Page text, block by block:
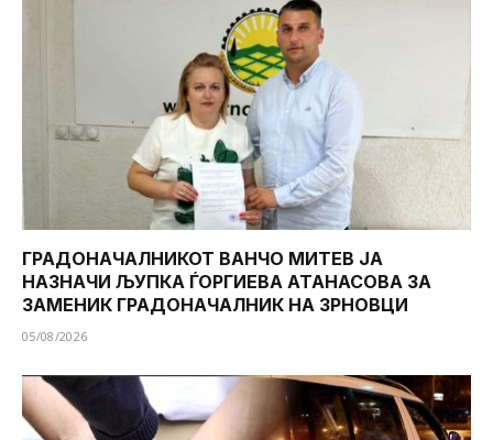
ГРАДОНАЧАЛНИКОТ ВАНЧО МИТЕВ ЈА
НАЗНАЧИ ЉУПКА ЃОРГИЕВА АТАНАСОВА ЗА
ЗАМЕНИК ГРАДОНАЧАЛНИК НА ЗРНОВЦИ
05/08/2026